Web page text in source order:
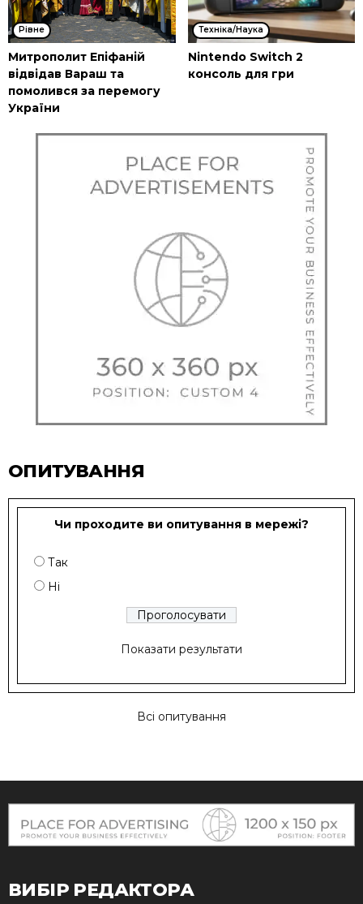
Рівне
Митрополит Епіфаній
відвідав Вараш та
помолився за перемогу
України
Техніка/Наука
Nintendo Switch 2
консоль для гри
ОПИТУВАННЯ
Чи проходите ви опитування в мережі?
Так
Ні
Показати результати
Всі опитування
ВИБІР РЕДАКТОРА